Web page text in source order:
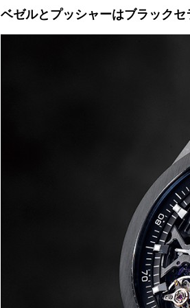
ベゼルとプッシャーはブラックセ